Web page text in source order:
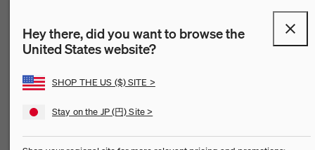
Hey there, did you want to browse the
United States website?
SHOP THE US ($) SITE >
Stay on the JP (円) Site >